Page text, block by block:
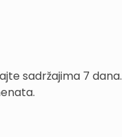
sadržajima 7 dana.